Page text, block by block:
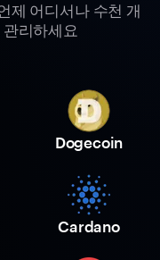
제 어디서나 수천 개
리하세요
Dogecoin
Cardano